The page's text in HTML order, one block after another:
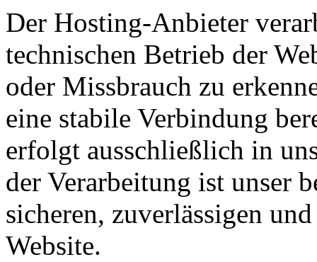
Der Hosting-Anbieter
technischen Betrieb der
oder Missbrauch zu
eine stabile Verbindung
erfolgt ausschließlich in
der Verarbeitung ist unser
sicheren, zuverlässigen
Website.